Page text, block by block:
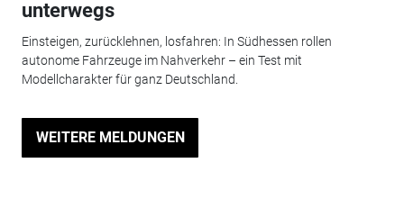
unterwegs
Einsteigen, zurücklehnen, losfahren: In Südhessen rollen
autonome Fahrzeuge im Nahverkehr – ein Test mit
Modellcharakter für ganz Deutschland.
WEITERE MELDUNGEN